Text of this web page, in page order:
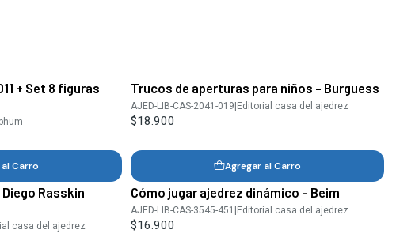
+ Set 8 figuras
Carro
Trucos de aperturas para niños - Burguess
AJED-LIB-CAS-2041-019 Editorial casa del ajedrez
$18.900
Agregar al Carro
Rasskin
casa del ajedrez
Cómo jugar ajedrez dinámico - Beim
AJED-LIB-CAS-3545-451 |Editorial casa del ajedrez
$16.900